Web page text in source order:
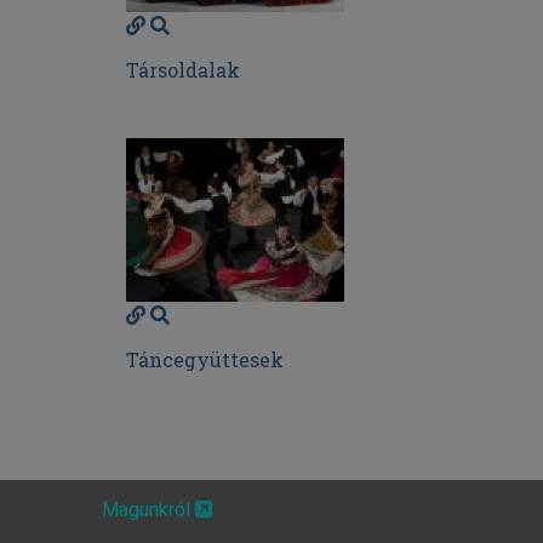
Társoldalak
Táncegyüttesek
Magunkról